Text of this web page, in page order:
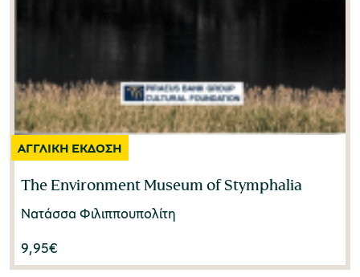
The Environment Museum of Stymphalia
Νατάσσα Φιλιππουπολίτη
9,95€